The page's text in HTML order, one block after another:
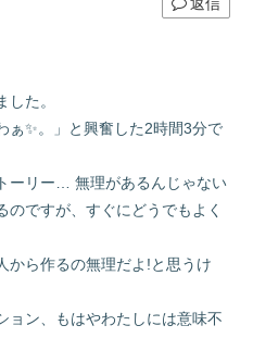
返信
た。
ぁ✨。」と興奮した2時間3分で
ーリー… 無理があるんじゃない
のですが、すぐにどうでもよく
から作るの無理だよ!と思うけ
ョン、もはやわたしには意味不